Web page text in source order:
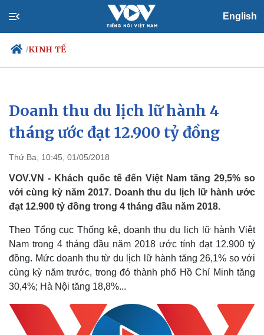
English
/KINH TẾ
Chính trị
Đảng
Tổ chức nhân sự
Nhận diện sự thật
Xã hội
Tin 24h
Dự báo thời tiết
Việc làm
Biển đảo
Doanh thu du lịch lữ hành 4
tháng ước đạt 12.900 tỷ đồng
Thứ Ba, 10:45, 01/05/2018
VOV.VN - Khách quốc tế đến Việt Nam tăng 29,5% so
với cùng kỳ năm 2017. Doanh thu du lịch lữ hành ước
đạt 12.900 tỷ đồng trong 4 tháng đầu năm 2018.
Theo Tổng cục Thống kê, doanh thu du lịch lữ hành Việt
Nam trong 4 tháng đầu năm 2018 ước tính đạt 12.900 tỷ
đồng. Mức doanh thu từ du lịch lữ hành tăng 26,1% so với
cùng kỳ năm trước, trong đó thành phố Hồ Chí Minh tăng
30,4%; Hà Nội tăng 18,8%...